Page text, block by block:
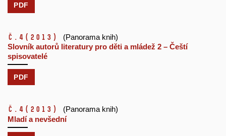
PDF
č.4 (2013)
(Panorama knih)
Slovník autorů literatury pro děti a mládež 2 – Čeští
spisovatelé
PDF
č.4 (2013)
(Panorama knih)
Mladí a nevšední